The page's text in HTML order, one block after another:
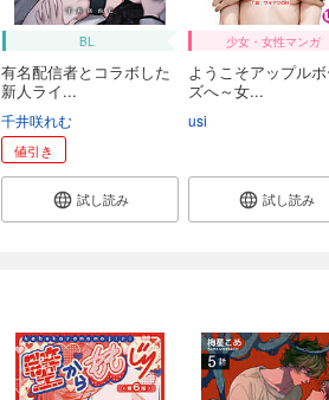
BL
有名配信者とコラボした
新人ライ...
千井咲れむ
値引き
試し読み
少女・女性マンガ
ようこそアップル
ズへ～女...
usi
試し読み